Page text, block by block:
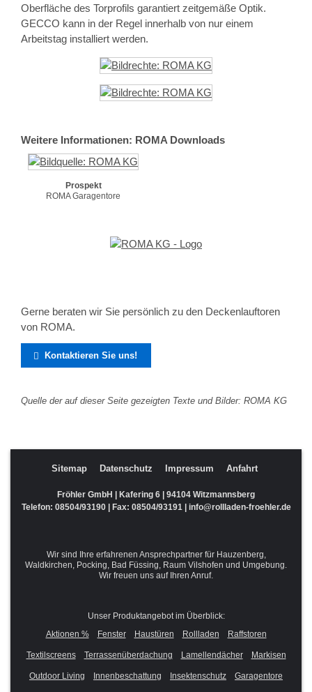
Oberfläche des Torprofils garantiert zeitgemäße Optik.
GECCO kann in der Regel innerhalb von nur einem
Arbeitstag installiert werden.
Weitere Informationen: ROMA Downloads
Prospekt
ROMA Garagentore
Gerne beraten wir Sie persönlich zu den Deckenlauftoren
von ROMA.
 Kontaktieren Sie uns!
Quelle der auf dieser Seite gezeigten Texte und Bilder: ROMA KG
Sitemap Datenschutz Impressum Anfahrt
Fröhler GmbH | Kafering 6 | 94104 Witzmannsberg
Telefon: 08504/93190| Fax: 08504/93191 | info@rollladen-froehler.de
Wir sind Ihre erfahrenen Ansprechpartner für Hauzenberg,
Waldkirchen, Pocking, Bad Füssing, Raum Vilshofen und Umgebung.
Wir freuen uns auf Ihren Anruf.
Unser Produktangebot im Überblick:
Aktionen %
Fenster Haustüren Rollladen Raffstoren
Textilscreens Terrassenüberdachung Lamellendächer Markisen
Outdoor Living Innenbeschattung Insektenschutz Garagentore